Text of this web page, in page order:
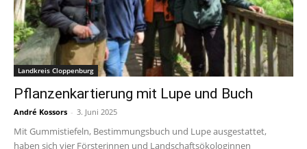
Landkreis Cloppenburg
Pflanzenkartierung mit Lupe und Buch
André Kossors - 3. Juni 2025
Mit Gummistiefeln, Bestimmungsbuch und Lupe ausgestattet,
haben sich vier Försterinnen und Landschaftsökologinnen